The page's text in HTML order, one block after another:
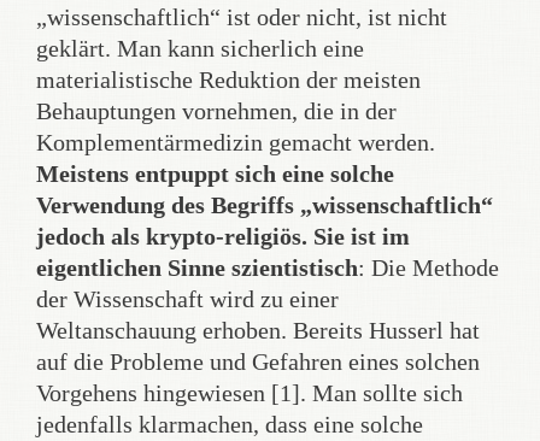
„wissenschaftlich“ ist oder nicht, ist nicht
geklärt. Man kann sicherlich eine
materialistische Reduktion der meisten
Behauptungen vornehmen, die in der
Komplementärmedizin gemacht werden.
Meistens entpuppt sich eine solche
Verwendung des Begriffs „wissenschaftlich“
jedoch als krypto-religiös. Sie ist im
eigentlichen Sinne szientistisch: Die Methode
der Wissenschaft wird zu einer
Weltanschauung erhoben. Bereits Husserl hat
auf die Probleme und Gefahren eines solchen
Vorgehens hingewiesen [1]. Man sollte sich
jedenfalls klarmachen, dass eine solche